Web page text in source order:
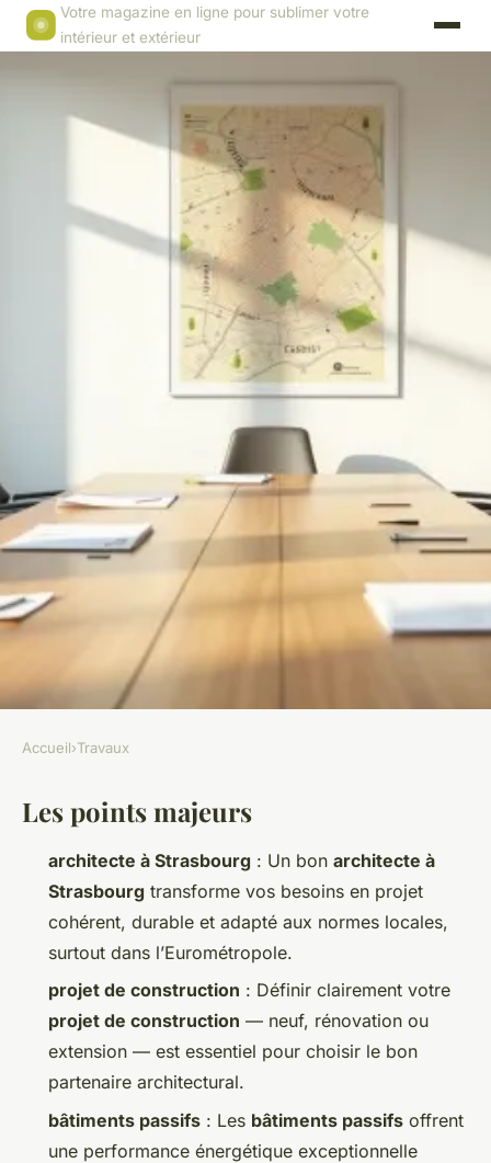
Votre magazine en ligne pour sublimer votre
intérieur et extérieur
Choisir un architecte à
Strasbourg pour votre projet
de construction
11/05/2026 14:50 13 min de lecture
Accueil›Travaux
Les points majeurs
architecte à Strasbourg : Un bon architecte à
Strasbourg transforme vos besoins en projet
cohérent, durable et adapté aux normes locales,
surtout dans l’Eurométropole.
projet de construction : Définir clairement votre
projet de construction — neuf, rénovation ou
extension — est essentiel pour choisir le bon
partenaire architectural.
bâtiments passifs : Les bâtiments passifs offrent
une performance énergétique exceptionnelle